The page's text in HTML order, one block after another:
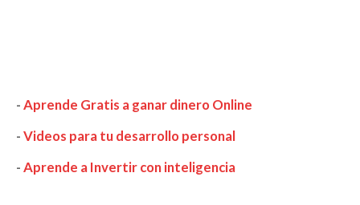
-Aprende Gratis a ganar dinero Online
-Videos para tu desarrollo personal
-Aprende a Invertir con inteligencia